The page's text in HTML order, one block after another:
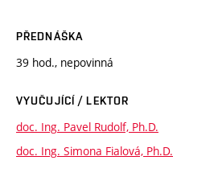
PŘEDNÁŠKA
39 hod., nepovinná
VYUČUJÍCÍ / LEKTOR
doc. Ing. Pavel Rudolf, Ph.D.
doc. Ing. Simona Fialová, Ph.D.